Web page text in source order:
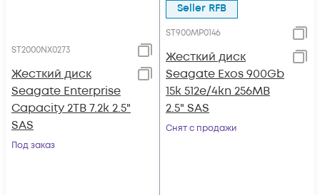
ST2000NX0273
Жесткий диск
Seagate Enterprise
Capacity 2TB 7.2k 2.5"
SAS
Под заказ
Seller RFB
ST900MP0146
Жесткий диск
Seagate Exos 900Gb
15k 512e/4kn 256MB
2.5" SAS
Снят с продажи